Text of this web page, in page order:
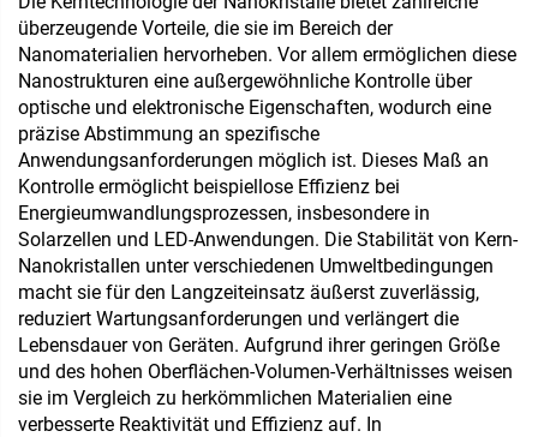
Stromwandler
Eingang
überzeugende Vorteile, die sie im Bereich der
Nanomaterialien hervorheben. Vor allem ermöglichen diese
Nanostrukturen eine außergewöhnliche Kontrolle über
optische und elektronische Eigenschaften, wodurch eine
präzise Abstimmung an spezifische
Anwendungsanforderungen möglich ist. Dieses Maß an
Kontrolle ermöglicht beispiellose Effizienz bei
Energieumwandlungsprozessen, insbesondere in
Solarzellen und LED-Anwendungen. Die Stabilität von Kern-
Nanokristallen unter verschiedenen Umweltbedingungen
macht sie für den Langzeiteinsatz äußerst zuverlässig,
reduziert Wartungsanforderungen und verlängert die
Lebensdauer von Geräten. Aufgrund ihrer geringen Größe
und des hohen Oberflächen-Volumen-Verhältnisses weisen
sie im Vergleich zu herkömmlichen Materialien eine
verbesserte Reaktivität und Effizienz auf. In